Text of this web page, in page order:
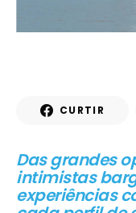
CURTIR
Das grandes
intimistas
experiências